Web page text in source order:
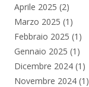
Aprile 2025 (2)
Marzo 2025 (1)
Febbraio 2025 (1)
Gennaio 2025 (1)
Dicembre 2024 (1)
Novembre 2024 (1)